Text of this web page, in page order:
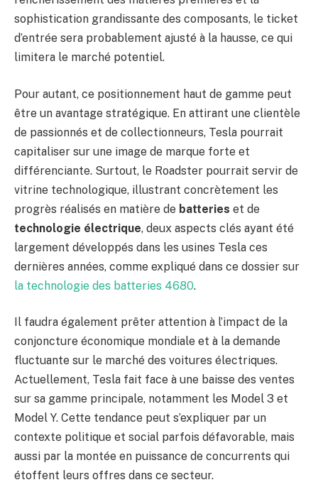
sophistication grandissante des composants, le ticket
d’entrée sera probablement ajusté à la hausse, ce qui
limitera le marché potentiel.
Pour autant, ce positionnement haut de gamme peut
être un avantage stratégique. En attirant une clientèle
de passionnés et de collectionneurs, Tesla pourrait
capitaliser sur une image de marque forte et
différenciante. Surtout, le Roadster pourrait servir de
vitrine technologique, illustrant concrètement les
progrès réalisés en matière de batteries et de
technologie électrique, deux aspects clés ayant été
largement développés dans les usines Tesla ces
dernières années, comme expliqué dans ce dossier sur
la technologie des batteries 4680.
Il faudra également prêter attention à l’impact de la
conjoncture économique mondiale et à la demande
fluctuante sur le marché des voitures électriques.
Actuellement, Tesla fait face à une baisse des ventes
sur sa gamme principale, notamment les Model 3 et
Model Y. Cette tendance peut s’expliquer par un
contexte politique et social parfois défavorable, mais
aussi par la montée en puissance de concurrents qui
étoffent leurs offres dans ce secteur.